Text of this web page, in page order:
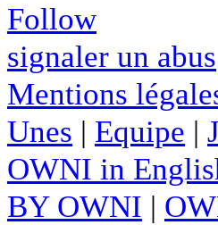
Follow
signaler un abus
Mentions
Unes | Equipe |
OWNI in
BY OWNI |